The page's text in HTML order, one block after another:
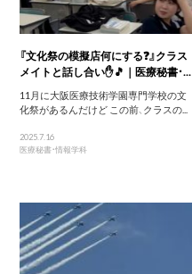
『文化祭の模擬店何にする❓』クラス
メイトと話し合い✋🎵｜医療秘書・...
11月に大阪医療技術学園専門学校の文
化祭があるんだけど この前、クラスの...
2025.7.16
医療秘書・情報学科